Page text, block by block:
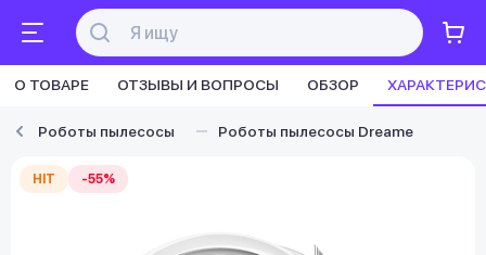
О ТОВАРЕ ОТЗЫВЫ И ВОПРОСЫ ОБЗОР
Роботы пылесосы Роботы пылесосы Dreame
HIT -55%